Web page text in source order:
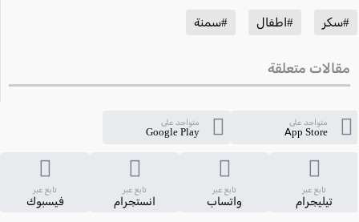
#سكر #اطفال #سمنة
مقالات متعلقة
متواجد على
App Store
متواجد على
Google Play
تابع عبر
تيليجرام
تابع عبر
واتساب
تابع عبر
انستجرام
تابع عبر
فيسبوك